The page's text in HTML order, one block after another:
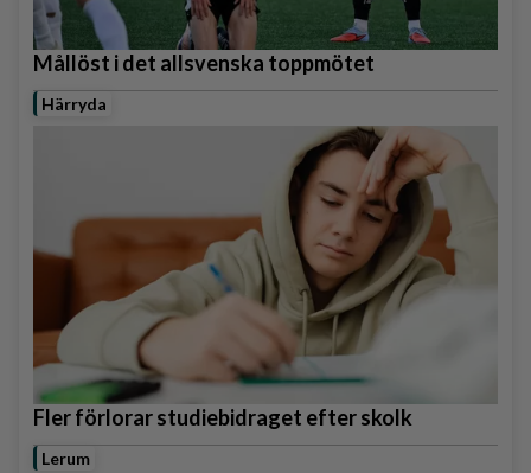
Mållöst i det allsvenska toppmötet
Härryda
Fler förlorar studiebidraget efter skolk
Lerum